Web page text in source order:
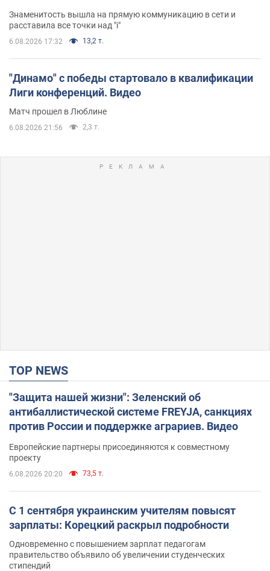
Знаменитость вышла на прямую коммуникацию в сети и
расставила все точки над "i"
6.08.2026 17:32 13,2 т.
"Динамо" с победы стартовало в квалификации
Лиги конференций. Видео
Матч прошел в Люблине
6.08.2026 21:56 2,3 т.
TOP NEWS
"Защита нашей жизни": Зеленский об
антибаллистической системе FREYJA, санкциях
против России и поддержке аграриев. Видео
Европейские партнеры присоединяются к совместному
проекту
6.08.2026 20:20 73,5 т.
С 1 сентября украинским учителям повысят
зарплаты: Корецкий раскрыл подробности
Одновременно с повышением зарплат педагогам
правительство объявило об увеличении студенческих
стипендий